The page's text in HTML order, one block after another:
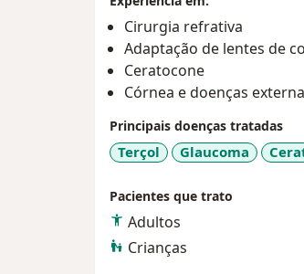
Cirurgia refrativa
Adaptação de lentes de
Ceratocone
Córnea e doenças
Principais doenças tratadas
Terçol Glaucoma
Pacientes que trato
Adultos
Crianças